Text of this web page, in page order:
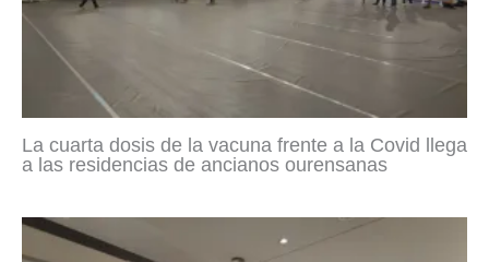
La cuarta dosis de la vacuna frente a la Covid llega
a las residencias de ancianos ourensanas